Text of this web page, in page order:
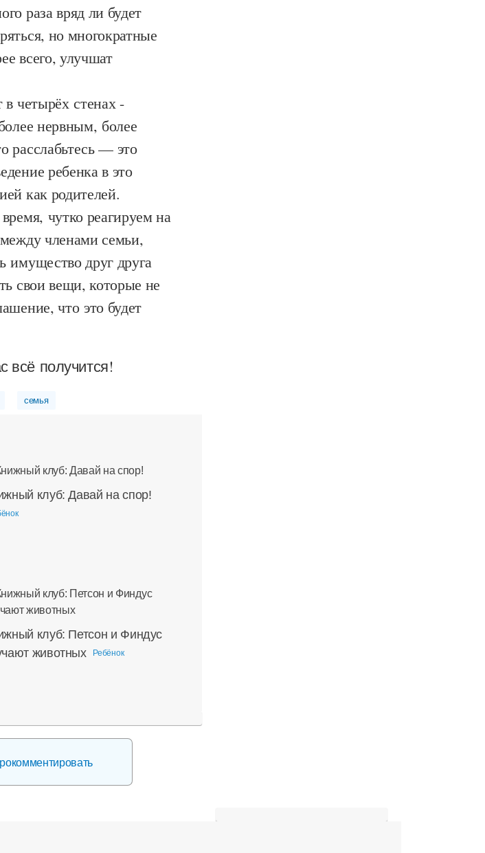
раза вряд ли будет
но многократные
всего, улучшат
четырёх стенах -
нервным, более
расслабьтесь — это
ребенка в это
как родителей.
чутко реагируем на
членами семьи,
имущество друг друга
свои вещи, которые не
что это будет
всё получится!
семья
клуб: Давай на спор!
клуб: Петсон и Финдус
животных
Ребёнок